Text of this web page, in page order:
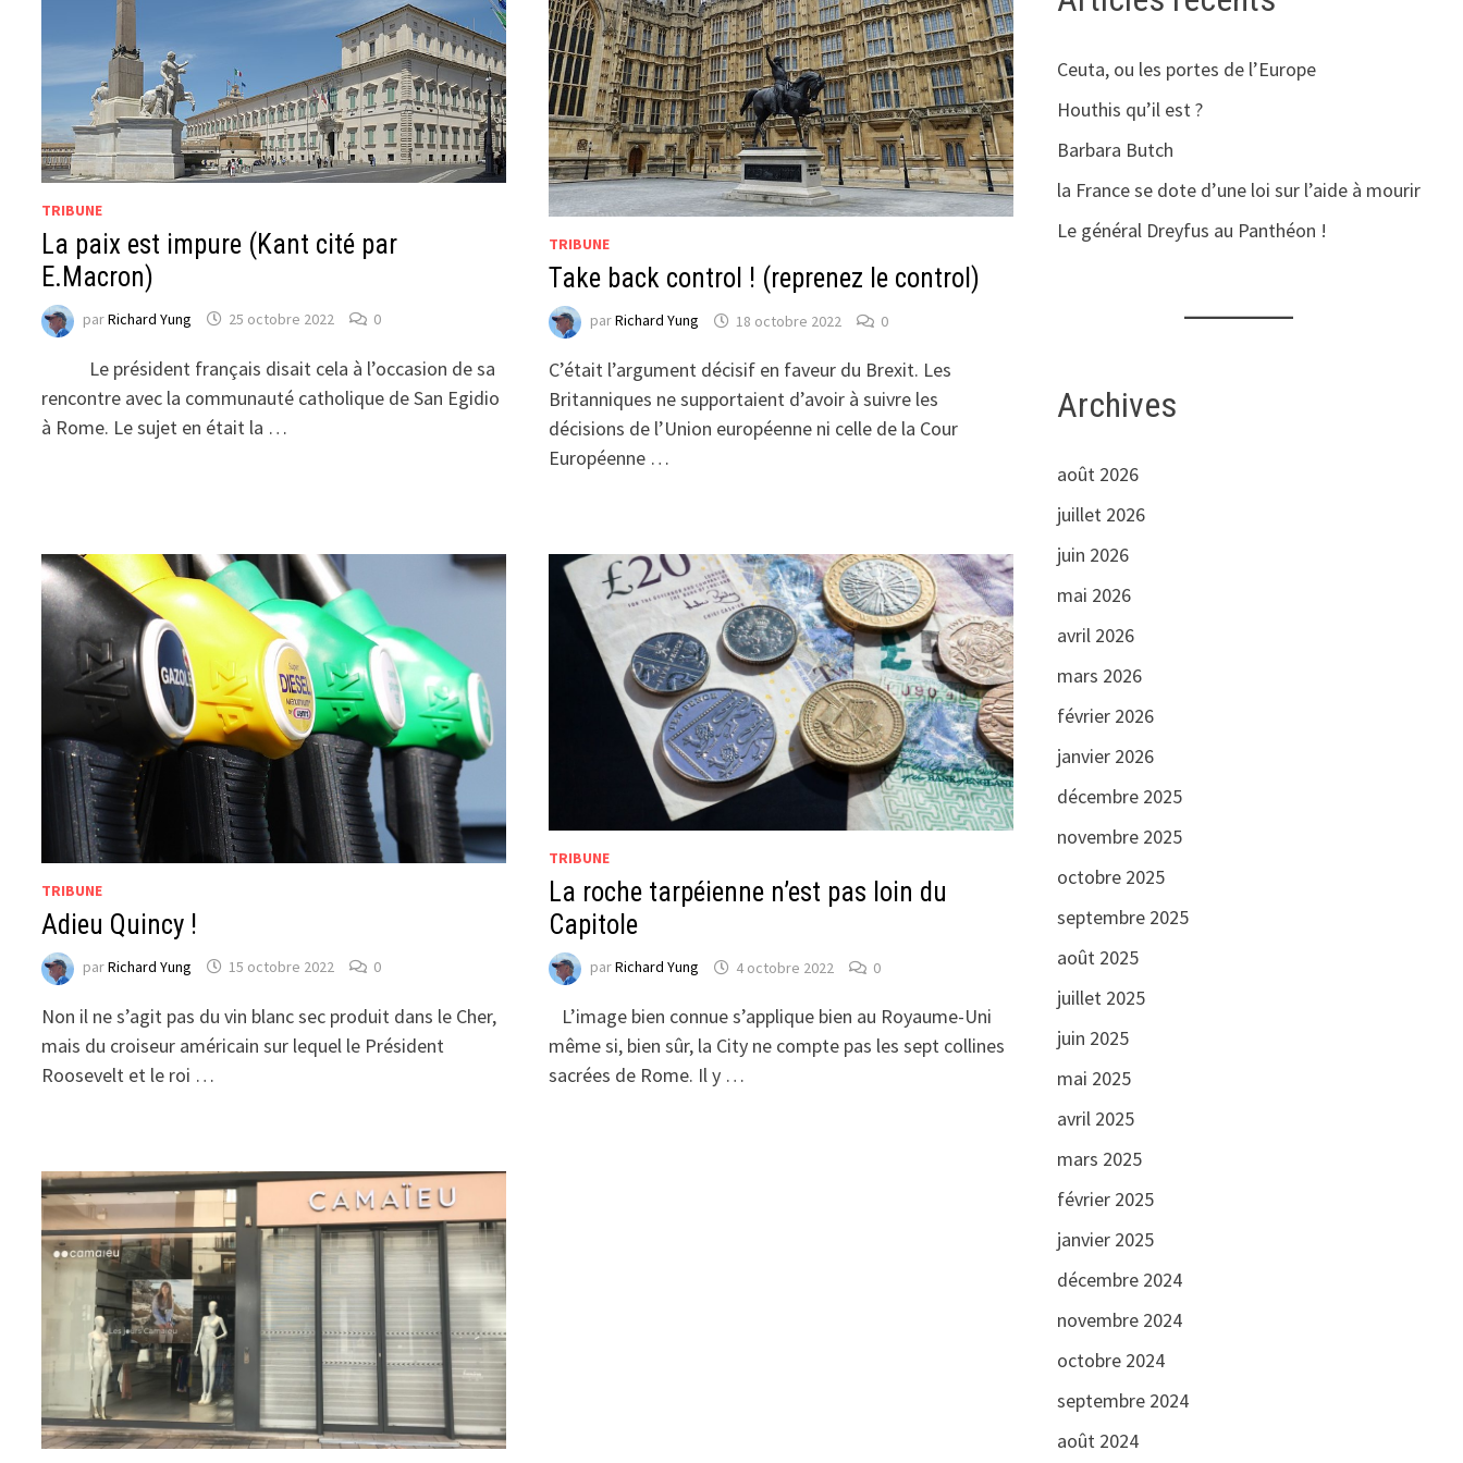
TRIBUNE
La paix est impure (Kant cité par
E.Macron)
parRichard Yung 25 octobre 2022 0
Le président français disait cela à l’occasion de sa
rencontre avec la communauté catholique de San Egidio
à Rome. Le sujet en était la …
TRIBUNE
Take back control ! (reprenez le control)
parRichard Yung 18 octobre 2022 0
C’était l’argument décisif en faveur du Brexit. Les
Britanniques ne supportaient d’avoir à suivre les
décisions de l’Union européenne ni celle de la Cour
Européenne …
TRIBUNE
Adieu Quincy !
parRichard Yung 15 octobre 2022 0
Non il ne s’agit pas du vin blanc sec produit dans le Cher,
mais du croiseur américain sur lequel le Président
Roosevelt et le roi …
TRIBUNE
La roche tarpéienne n’est pas loin du
Capitole
parRichard Yung 4 octobre 2022 0
L’image bien connue s’applique bien au Royaume-Uni
même si, bien sûr, la City ne compte pas les sept collines
sacrées de Rome. Il y …
Ceuta, ou les portes de l’Europe
Houthis qu’il est ?
Barbara Butch
la France se dote d’une loi sur l’aide à mourir
Le général Dreyfus au Panthéon !
Archives
août 2026
juillet 2026
juin 2026
mai 2026
avril 2026
mars 2026
février 2026
janvier 2026
décembre 2025
novembre 2025
octobre 2025
septembre 2025
août 2025
juillet 2025
juin 2025
mai 2025
avril 2025
mars 2025
février 2025
janvier 2025
décembre 2024
novembre 2024
octobre 2024
septembre 2024
août 2024